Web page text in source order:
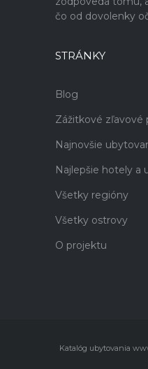
čo od dovolenky
STRÁNKY
Blog
Zážitkové zľavové
Najnovšie
Najlepšie hotely a
Všetky regióny
Všetky ostrovy
O projektu
Katalóg ubytovania